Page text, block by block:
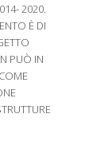
2020.
È DI
PUÒ IN